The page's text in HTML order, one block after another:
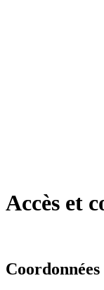
Accès et
Coordonnées